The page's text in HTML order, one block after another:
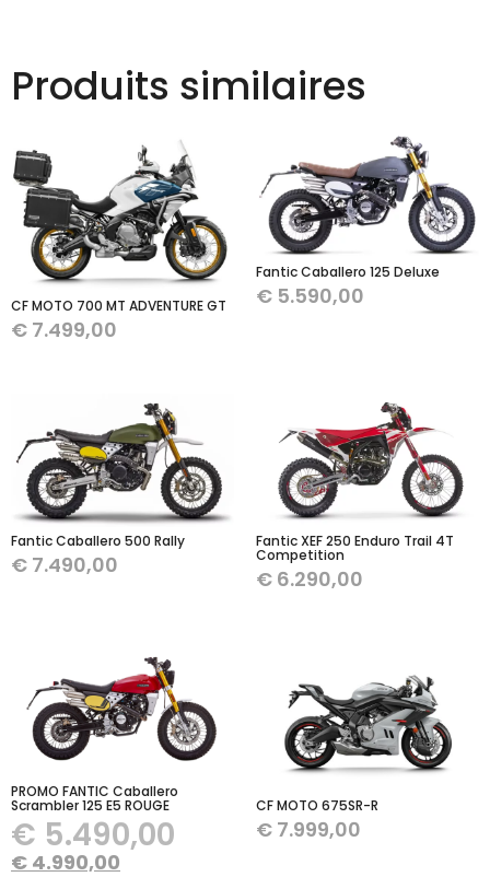
Produits similaires
CF MOTO 700 MT ADVENTURE GT
€ 7.499,00
Fantic Caballero 125 Deluxe
€ 5.590,00
Fantic Caballero 500 Rally
€ 7.490,00
Fantic XEF 250 Enduro Trail 4T
Competition
€ 6.290,00
PROMO FANTIC Caballero
Scrambler 125 E5 ROUGE
€ 5.490,00
€ 4.990,00
CF MOTO 675SR-R
€ 7.999,00